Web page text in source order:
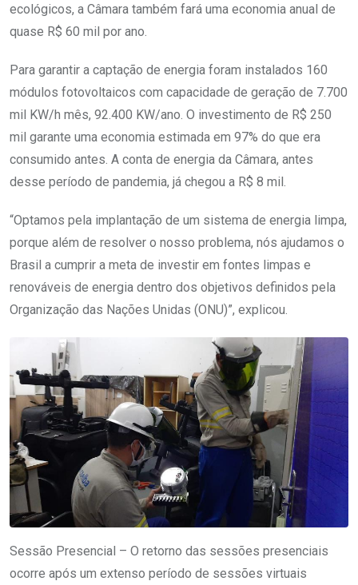
ecológicos, a Câmara também fará uma economia anual de
quase R$ 60 mil por ano.
Para garantir a captação de energia foram instalados 160
módulos fotovoltaicos com capacidade de geração de 7.700
mil KW/h mês, 92.400 KW/ano. O investimento de R$ 250
mil garante uma economia estimada em 97% do que era
consumido antes. A conta de energia da Câmara, antes
desse período de pandemia, já chegou a R$ 8 mil.
“Optamos pela implantação de um sistema de energia limpa,
porque além de resolver o nosso problema, nós ajudamos o
Brasil a cumprir a meta de investir em fontes limpas e
renováveis de energia dentro dos objetivos definidos pela
Organização das Nações Unidas (ONU)”, explicou.
Sessão Presencial – O retorno das sessões presenciais
ocorre após um extenso período de sessões virtuais